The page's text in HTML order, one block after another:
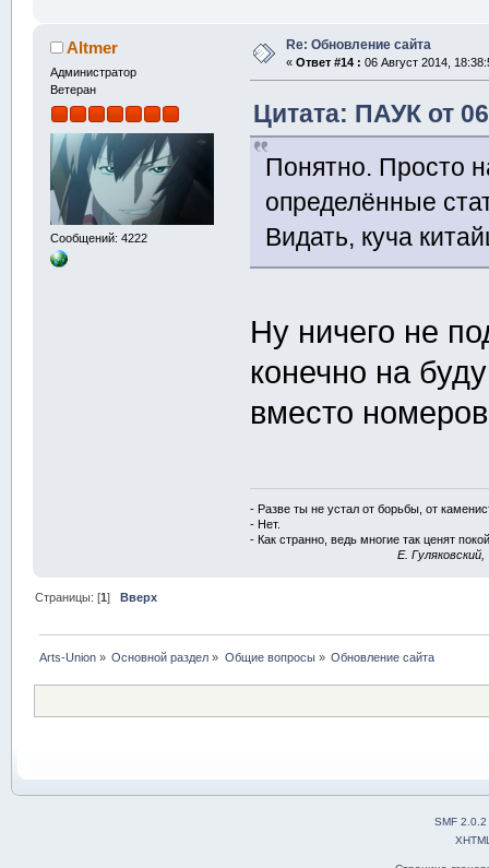
Altmer
Администратор
Ветеран
Сообщений: 4222
Re: Обновление сайта
« Ответ #14 : 06 Август 2014,
Цитата: ПАУК от
Понятно. Просто
определённые
Видать, куча
Ну ничего не
конечно на
вместо
- Разве ты не устал от борьбы, от
- Нет.
- Как странно, ведь многие так ценят
E.
Страницы: [1]Вверх
Arts-Union » Основной раздел » Общие вопросы» Обновление сайта
SMF 2.0.2